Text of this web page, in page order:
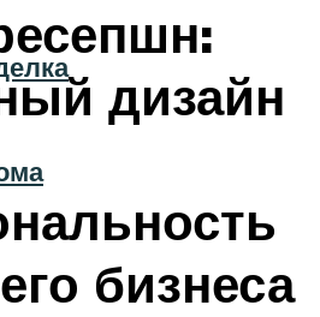
дизайн
бизнеса